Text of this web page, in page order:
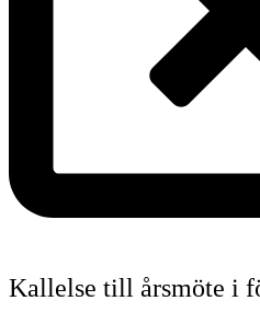
Kallelse till årsmöte i